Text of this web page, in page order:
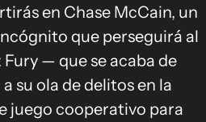
en Chase McCain, un
que perseguirá al
— que se acaba de
su ola de delitos en la
juego cooperativo para